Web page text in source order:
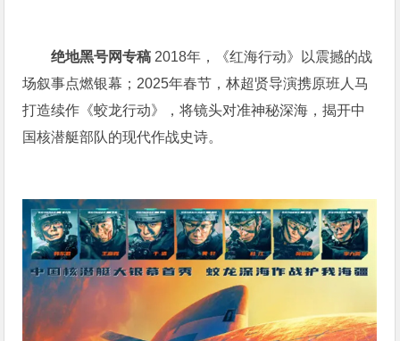
绝地黑号网专稿 2018年，《红海行动》以震撼的战
场叙事点燃银幕；2025年春节，林超贤导演携原班人马
打造续作《蛟龙行动》，将镜头对准神秘深海，揭开中
国核潜艇部队的现代作战史诗。